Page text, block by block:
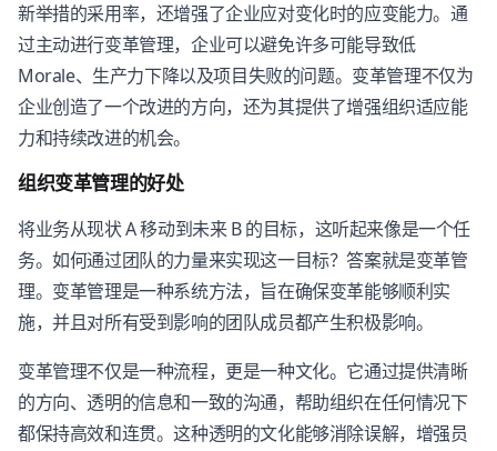
新举措的采用率，还增强了企业应对变化时的应变能力。通
过主动进行变革管理，企业可以避免许多可能导致低
Morale、生产力下降以及项目失败的问题。变革管理不仅为
企业创造了一个改进的方向，还为其提供了增强组织适应能
力和持续改进的机会。
组织变革管理的好处
将业务从现状 A 移动到未来 B 的目标，这听起来像是一个任
务。如何通过团队的力量来实现这一目标？答案就是变革管
理。变革管理是一种系统方法，旨在确保变革能够顺利实
施，并且对所有受到影响的团队成员都产生积极影响。
变革管理不仅是一种流程，更是一种文化。它通过提供清晰
的方向、透明的信息和一致的沟通，帮助组织在任何情况下
都保持高效和连贯。这种透明的文化能够消除误解，增强员